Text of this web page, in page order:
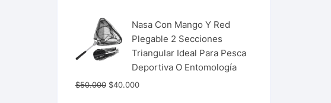
Nasa Con Mango Y Red
Plegable 2 Secciones
Triangular Ideal Para Pesca
Deportiva O Entomología
$50.000 $40.000